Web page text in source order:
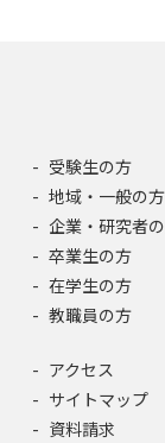
受験生の方
地域・一般の方
企業・研究者
卒業生の方
在学生の方
教職員の方
アクセス
サイトマップ
資料請求